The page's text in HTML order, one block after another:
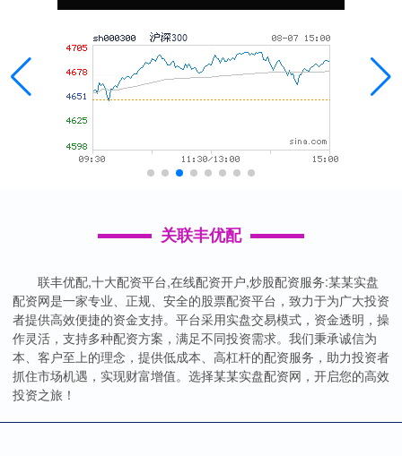
关联丰优配
联丰优配,十大配资平台,在线配资开户,炒股配资服务:某某实盘
配资网是一家专业、正规、安全的股票配资平台，致力于为广大投资
者提供高效便捷的资金支持。平台采用实盘交易模式，资金透明，操
作灵活，支持多种配资方案，满足不同投资需求。我们秉承诚信为
本、客户至上的理念，提供低成本、高杠杆的配资服务，助力投资者
抓住市场机遇，实现财富增值。选择某某实盘配资网，开启您的高效
投资之旅！